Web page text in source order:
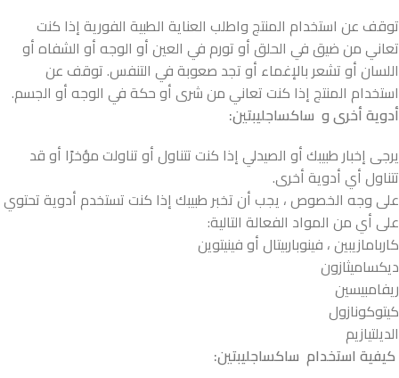
توقف عن استخدام المنتج واطلب العناية الطبية الفورية إذا كنت
تعاني من ضيق في الحلق أو تورم في العين أو الوجه أو الشفاه أو
اللسان أو تشعر بالإغماء أو تجد صعوبة في التنفس. توقف عن
استخدام المنتج إذا كنت تعاني من شرى أو حكة في الوجه أو الجسم.
أدوية أخرى و ساكساجليبتين:
يرجى إخبار طبيبك أو الصيدلي إذا كنت تتناول أو تناولت مؤخرًا أو قد
تتناول أي أدوية أخرى.
على وجه الخصوص ، يجب أن تخبر طبيبك إذا كنت تستخدم أدوية تحتوي
على أي من المواد الفعالة التالية:
كاربامازيبين ، فينوباربيتال أو فينيتوين
ديكساميثازون
ريفامبيسين
كيتوكونازول
الديلتيازيم
كيفية استخدام ساكساجليبتين: